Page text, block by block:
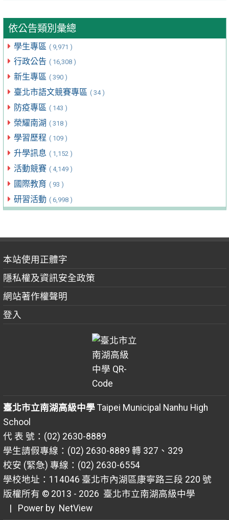
依公告類別彙總
學生專區 ( 9,971 )
行政公告 ( 16,308 )
新生專區 ( 390 )
臺北市語文競賽專區 ( 34 )
防疫專區 ( 143 )
榮耀南湖 ( 318 )
學習歷程 ( 109 )
升學訊息 ( 1,152 )
活動競賽 ( 4,149 )
國際教育 ( 93 )
研習活動 ( 6,998 )
本站使用正體字
隱私權及資訊安全政策
網站著作權聲明
登入
臺北市立南湖高級中學Taipei Municipal Nanhu High
School
代 表 號：(02) 2630-8889
學生請假專線：(02) 2630-8889 轉 327、329
校安 (緊急) 專線：(02) 2630-6554
學校地址：114046 臺北市內湖區康寧路三段 220 號
版權所有 © 2013 - 2026 臺北市立南湖高級中學
| Power by NetView